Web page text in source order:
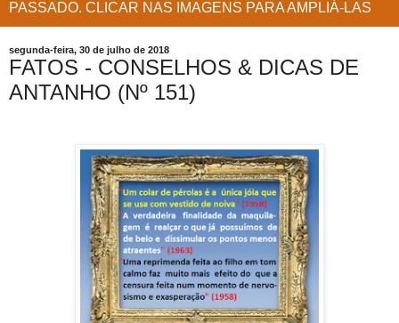
PASSADO. CLICAR NAS IMAGENS PARA AMPLIÁ-LAS
segunda-feira, 30 de julho de 2018
FATOS - CONSELHOS & DICAS DE
ANTANHO (Nº 151)